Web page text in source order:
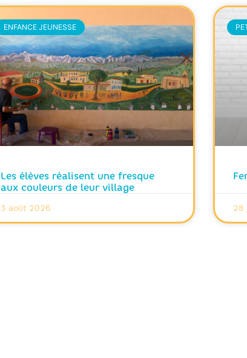
ENFANCE JEUNESSE
Les élèves réalisent une fresque
aux couleurs de leur village
3 août 2026 28